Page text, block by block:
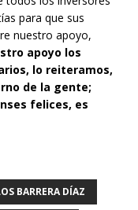
para que sus
nuestro apoyo,
apoyo los
lo reiteramos,
de la gente;
felices, es
BARRERA DÍAZ